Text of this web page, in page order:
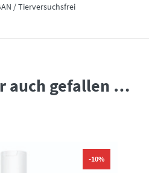
/ Tierversuchsfrei
auch gefallen …
-10%